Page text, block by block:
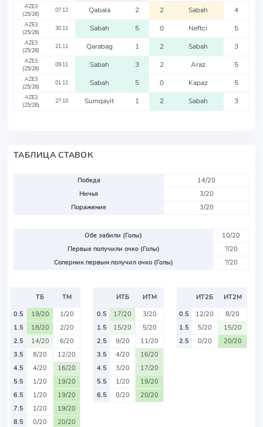
AZE3
(25/26)
07.12 Qabala 2 2 Sabah 4
AZE3
(25/26)
30.11 Sabah 5 0 Neftci 5
AZE3
(25/26)
21.11 Qarabag 1 2 Sabah 3
AZE3
(25/26)
09.11 Sabah 3 2 Araz 5
AZE3
(25/26)
01.11 Sabah 5 0 Kapaz 5
AZE3
(25/26)
27.10 Sumqayit 1 2 Sabah 3
ТАБЛИЦА СТАВОК
Победа
14/20
Ничья
3/20
Поражение
3/20
Обе забили (Голы)
10/20
Первые получили очко (Голы)
?/20
Соперник первым получил очко (Голы)
?/20
ТБ
ТМ
0.5
19/20
1/20
1.5
18/20
2/20
2.5
14/20
6/20
3.5
8/20
12/20
4.5
4/20
16/20
5.5
1/20
19/20
6.5
1/20
19/20
7.5
1/20
19/20
8.5
0/20 20/20
ИТБ
ИТМ
0.5
17/20
3/20
1.5
15/20
5/20
2.5
9/20
11/20
3.5
4/20
16/20
4.5
3/20
17/20
5.5
1/20
19/20
6.5
0/20 20/20
ИТ2Б
ИТ2М
0.5
12/20
8/20
1.5
5/20
15/20
2.5
0/20 20/20